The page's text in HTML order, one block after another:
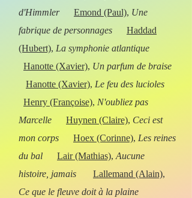
d'Himmler
Emond (Paul), Une
fabrique de personnages
Haddad
(Hubert), La symphonie atlantique
Hanotte (Xavier), Un parfum de braise
Hanotte (Xavier), Le feu des lucioles
Henry (Françoise), N'oubliez pas
Marcelle
Huynen (Claire), Ceci est
mon corps
Hoex (Corinne), Les reines
du bal
Lair (Mathias), Aucune
histoire, jamais
Lallemand (Alain),
Ce que le fleuve doit à la plaine